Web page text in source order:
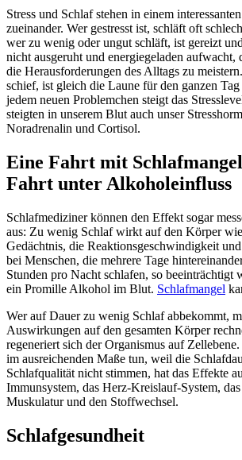
Stress und Schlaf stehen in einem
zueinander. Wer gestresst ist, schläft oft
wer zu wenig oder ungut schläft, ist gereizt
nicht ausgeruht und energiegeladen aufwacht,
die Herausforderungen des Alltags zu
schief, ist gleich die Laune für den ganzen
jedem neuen Problemchen steigt das
steigten in unserem Blut auch unser
Noradrenalin und Cortisol.
Eine Fahrt mit
Fahrt unter Alkoholeinfluss
Schlafmediziner können den Effekt sogar
aus: Zu wenig Schlaf wirkt auf den Körper
Gedächtnis, die Reaktionsgeschwindigkeit
bei Menschen, die mehrere Tage
Stunden pro Nacht schlafen, so beeinträchtigt
ein Promille Alkohol im Blut. Schlafmangel
Wer auf Dauer zu wenig Schlaf abbekommt,
Auswirkungen auf den gesamten Körper
regeneriert sich der Organismus auf
im ausreichenden Maße tun, weil die
Schlafqualität nicht stimmen, hat das Effekte
Immunsystem, das Herz-Kreislauf-System,
Muskulatur und den Stoffwechsel.
Schlafgesundheit